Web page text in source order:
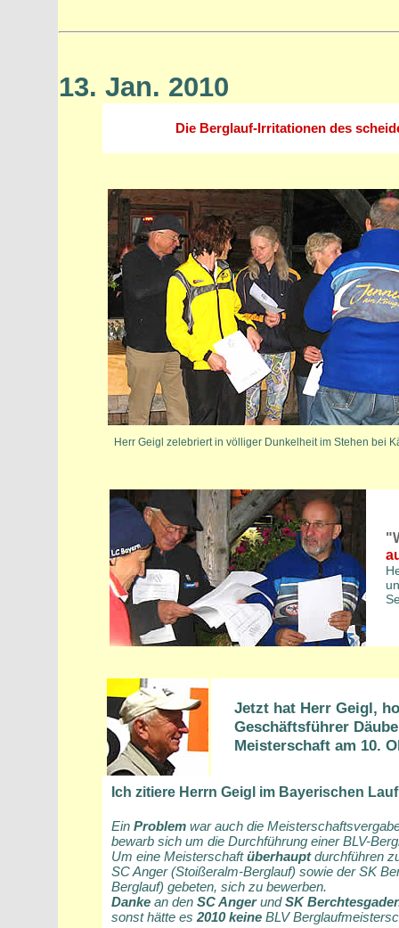
13. Jan. 2010
Die Berglauf-Irritationen des
Herr Geigl zelebriert in völliger Dunkelheit im Stehen bei
Jetzt hat Herr Geigl,
Geschäftsführer
Meisterschaft am 10.
Ich zitiere Herrn Geigl im Bayerischen
Ein Problem war auch die
bewarb sich um die Durchführung einer BLV-
Um eine Meisterschaftüberhauptdurchführen
SC Anger (Stoißeralm-Berglauf) sowie der SK
Berglauf) gebeten, sich zu bewerben.
Danke an den SC AngerundSK
sonst hätte es 2010 keine BLV